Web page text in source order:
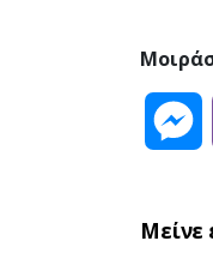
Μείνε